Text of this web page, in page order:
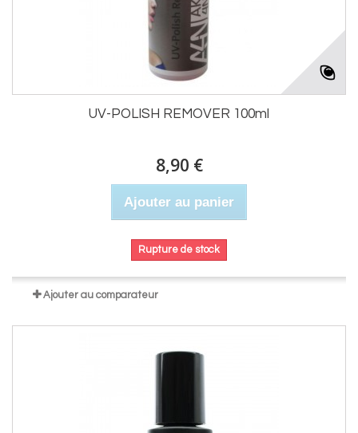
UV-POLISH REMOVER 100ml
8,90 €
Ajouter au panier
Rupture de stock
Ajouter au comparateur